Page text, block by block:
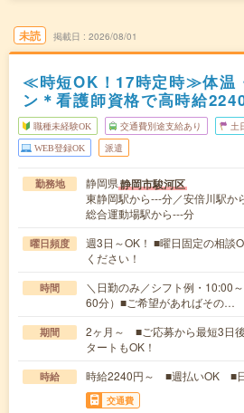
未読 掲載日 2026/08/01
≪時短OK！17時定時≫体温
ン＊看護師資格で高時給
職種未経験OK 交通費別途支給あり 土
WEB登録OK 派遣
勤務地 静岡県静岡市駿河区
東静岡駅から---分／安倍川駅か
総合運動場駅から---分
曜日頻度
週3日～OK！ ■曜日固定の相談
ください！
時間
＼日勤のみ／シフト例・10:00
60分）■ご希望があればその…
期間
2ヶ月～ ■ご応募から最短3日
タートもOK！
時給 時給2240円～ ■週払いOK ■
交通費